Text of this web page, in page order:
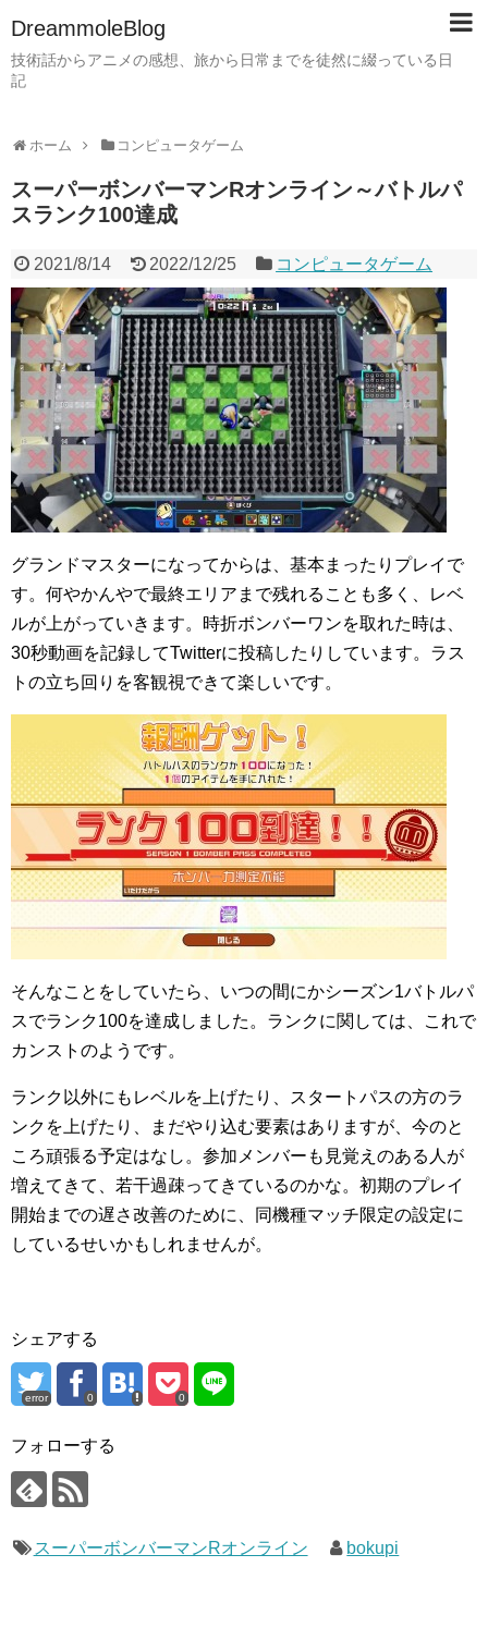
DreammoleBlog
技術話からアニメの感想、旅から日常までを徒然に綴っている日
記
ホーム コンピュータゲーム
スーパーボンバーマンRオンライン～バトルパ
スランク100達成
2021/8/14 2022/12/25 コンピュータゲーム
グランドマスターになってからは、基本まったりプレイで
す。何やかんやで最終エリアまで残れることも多く、レベ
ルが上がっていきます。時折ボンバーワンを取れた時は、
30秒動画を記録してTwitterに投稿したりしています。ラス
トの立ち回りを客観視できて楽しいです。
そんなことをしていたら、いつの間にかシーズン1バトルパ
スでランク100を達成しました。ランクに関しては、これで
カンストのようです。
ランク以外にもレベルを上げたり、スタートパスの方のラ
ンクを上げたり、まだやり込む要素はありますが、今のと
ころ頑張る予定はなし。参加メンバーも見覚えのある人が
増えてきて、若干過疎ってきているのかな。初期のプレイ
開始までの遅さ改善のために、同機種マッチ限定の設定に
しているせいかもしれませんが。
シェアする
error 0 0
フォローする
スーパーボンバーマンRオンライン bokupi